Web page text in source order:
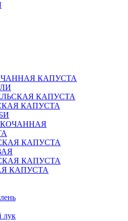
КАПУСТА
КАПУСТА
КАПУСТА
КАПУСТА
КАПУСТА
КАПУСТА
лук